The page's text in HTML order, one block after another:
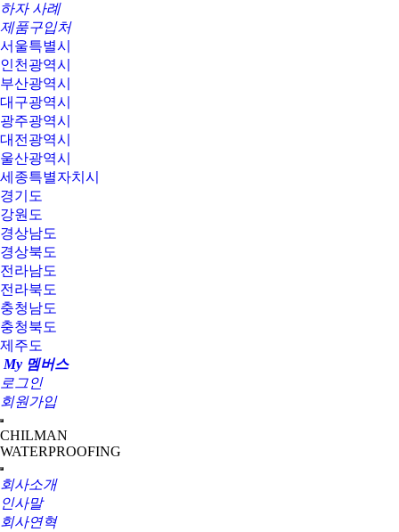
하자 사례
제품구입처
서울특별시
인천광역시
부산광역시
대구광역시
광주광역시
대전광역시
울산광역시
세종특별자치시
경기도
강원도
경상남도
경상북도
전라남도
전라북도
충청남도
충청북도
제주도
My 멤버스
로그인
회원가입
CHILMAN
WATERPROOFING
회사소개
인사말
회사연혁